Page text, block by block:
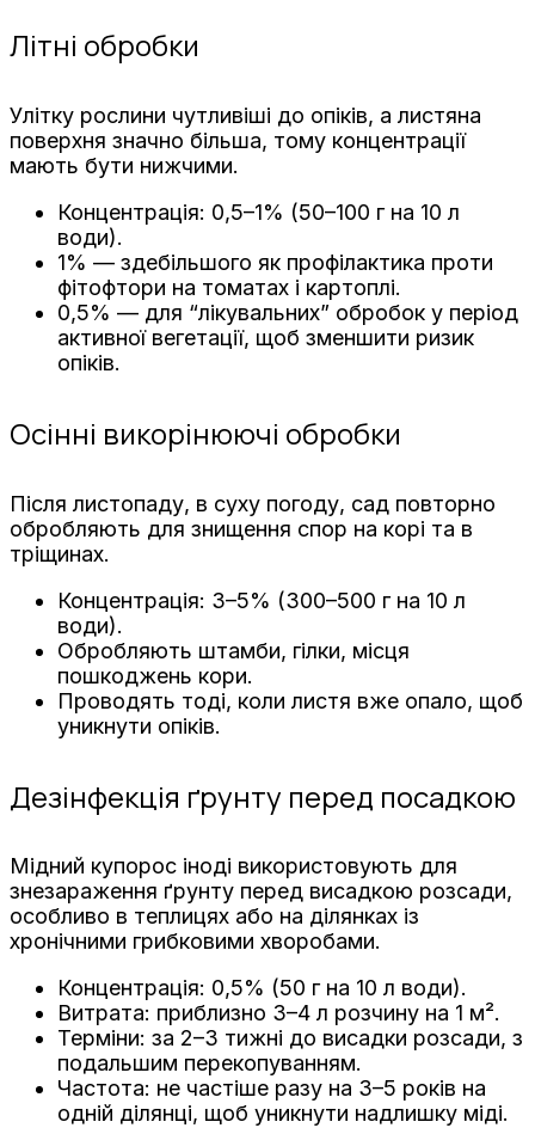
Літні обробки
Улітку рослини чутливіші до опіків, а листяна
поверхня значно більша, тому концентрації
мають бути нижчими.
Концентрація: 0,5–1% (50–100 г на 10 л
води).
1% — здебільшого як профілактика проти
фітофтори на томатах і картоплі.
0,5% — для “лікувальних” обробок у період
активної вегетації, щоб зменшити ризик
опіків.
Осінні викорінюючі обробки
Після листопаду, в суху погоду, сад повторно
обробляють для знищення спор на корі та в
тріщинах.
Концентрація: 3–5% (300–500 г на 10 л
води).
Обробляють штамби, гілки, місця
пошкоджень кори.
Проводять тоді, коли листя вже опало, щоб
уникнути опіків.
Дезінфекція ґрунту перед посадкою
Мідний купорос іноді використовують для
знезараження ґрунту перед висадкою розсади,
особливо в теплицях або на ділянках із
хронічними грибковими хворобами.
Концентрація: 0,5% (50 г на 10 л води).
Витрата: приблизно 3–4 л розчину на 1 м².
Терміни: за 2–3 тижні до висадки розсади, з
подальшим перекопуванням.
Частота: не частіше разу на 3–5 років на
одній ділянці, щоб уникнути надлишку міді.